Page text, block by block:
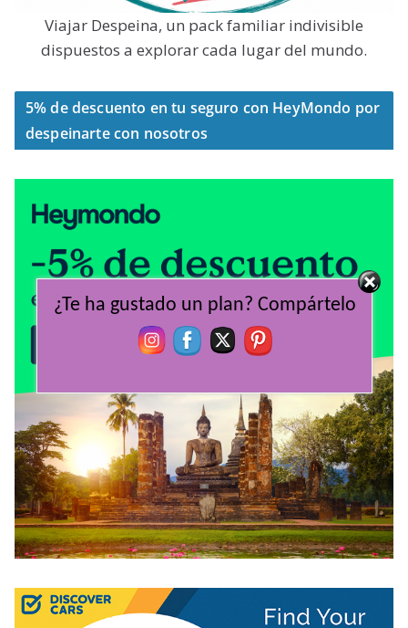
Viajar Despeina, un pack familiar indivisible
dispuestos a explorar cada lugar del mundo.
5% de descuento en tu seguro con HeyMondo por
despeinarte con nosotros
¿Te ha gustado un plan? Compártelo